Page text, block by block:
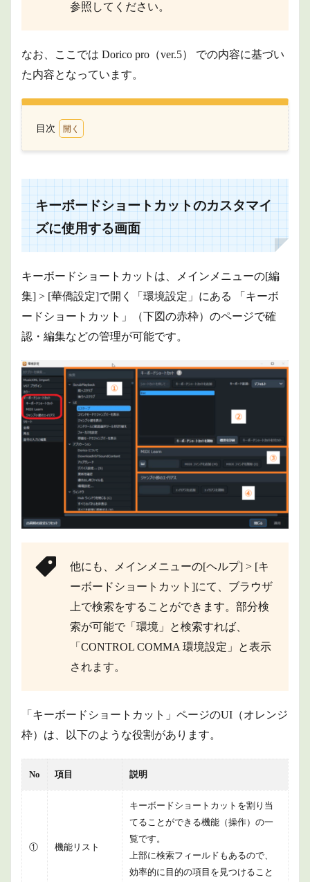
参照してください。
なお、ここでは Dorico pro（ver.5） での内容に基づい
た内容となっています。
目次
ドシ
ョー
トカ
ット
のカ
スタ
ズに
使用
する
キー
ドシ
ョー
トカ
ット
の割
て方
ンド
の割
て方
法
キーボードショートカットのカスタマイ
ズに使用する画面
キーボードショートカットは、メインメニューの[編
集] > [華僑設定]で開く「環境設定」にある 「キーボ
ードショートカット」（下図の赤枠）のページで確
認・編集などの管理が可能です。
他にも、メインメニューの[ヘルプ] > [キ
ーボードショートカット]にて、ブラウザ
上で検索をすることができます。部分検
索が可能で「環境」と検索すれば、
「CONTROL COMMA 環境設定」と表示
されます。
「キーボードショートカット」ページのUI（オレンジ
枠）は、以下のような役割があります。
No 項目 説明
① 機能リスト
キーボードショートカットを割り当
てることができる機能（操作）の一
覧です。
上部に検索フィールドもあるので、
効率的に目的の項目を見つけること